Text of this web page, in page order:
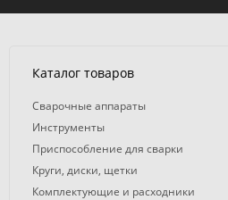
Каталог товаров
Сварочные аппараты
Инструменты
Приспособление для сварки
Круги, диски, щетки
Комплектующие и расходники